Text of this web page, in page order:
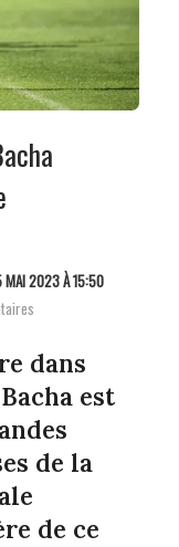
MAI 2023 À 15:50
dans
est
de la
de ce